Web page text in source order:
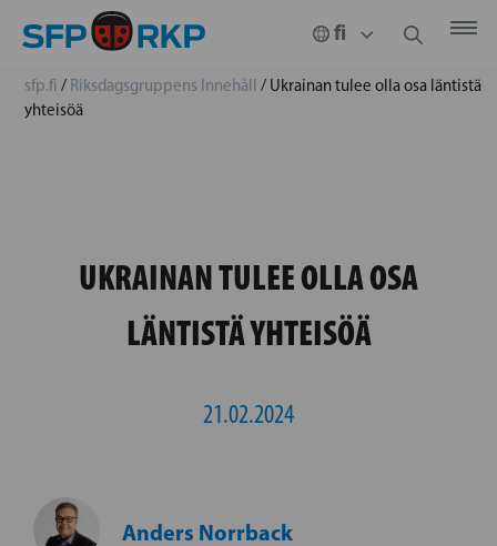
sfp.fi / Riksdagsgruppens Innehåll / Ukrainan tulee olla osa läntistä
yhteisöä
UKRAINAN TULEE OLLA OSA
LÄNTISTÄ YHTEISÖÄ
21.02.2024
Anders Norrback